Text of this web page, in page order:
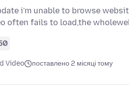
i'm unable to browse
often fails to load,the
Video поставлено 2 місяці тому